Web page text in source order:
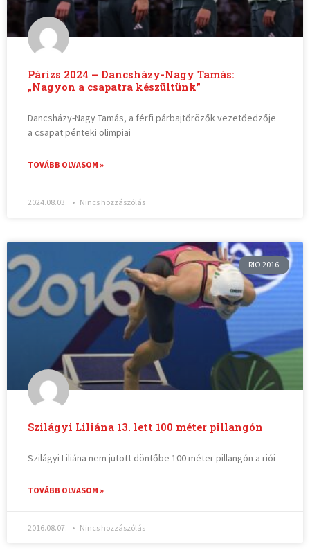
Párizs 2024 – Dancsházy-Nagy Tamás:
„Nagyon a csapatra készültünk”
Dancsházy-Nagy Tamás, a férfi párbajtőrözők vezetőedzője
a csapat pénteki olimpiai
TOVÁBB OLVASOM »
2024.08.03. Nincs hozzászólás
RIO 2016
Szilágyi Liliána 13. lett 100 méter pillangón
Szilágyi Liliána nem jutott döntőbe 100 méter pillangón a riói
TOVÁBB OLVASOM »
2016.08.07. Nincs hozzászólás